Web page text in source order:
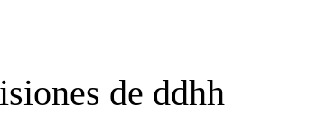
de ddhh